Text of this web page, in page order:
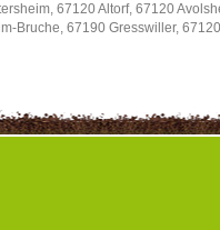
67120 Altorf, 67120
Bruche, 67190 Gresswiller,